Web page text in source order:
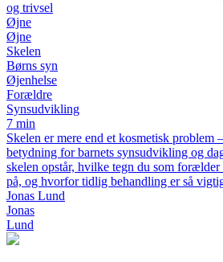
og trivsel
Øjne
Øjne
Skelen
Børns syn
Øjenhelse
Forældre
Synsudvikling
7 min
Skelen er mere end et kosmetisk problem
betydning for barnets synsudvikling og
skelen opstår, hvilke tegn du som
på, og hvorfor tidlig behandling er så
Jonas Lund
Jonas
Lund